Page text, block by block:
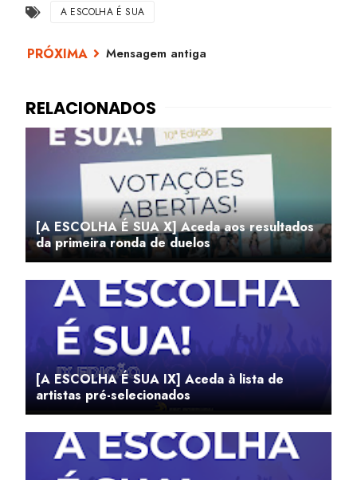
A ESCOLHA É SUA
Mensagem antiga
[A ESCOLHA É SUA X] Aceda aos resultados
da primeira ronda de duelos
[A ESCOLHA É SUA IX] Aceda à lista de
artistas pré-selecionados